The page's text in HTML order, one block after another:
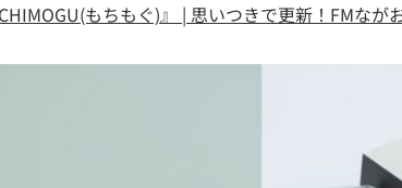
もちもぐ)』 | 思いつきで更新！FMな